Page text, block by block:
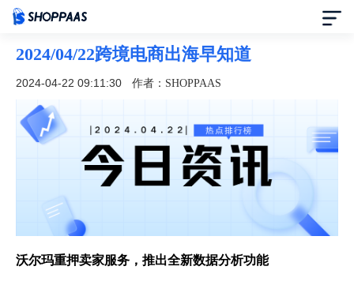
首页
定价
模板中心
合作伙伴
2024/04/22跨境电商出海早知道
2024-04-22 09:11:30 作者：SHOPPAAS
沃尔玛重押卖家服务，推出全新数据分析功能